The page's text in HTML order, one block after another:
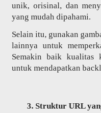
unik, orisinal, dan
yang mudah dipahami.
Selain itu, gunakan
lainnya untuk
Semakin baik kualitas
untuk mendapatkan
Struktur URL